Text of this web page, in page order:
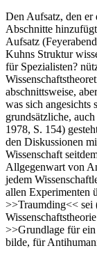
Den Aufsatz, den er
Abschnitte
Aufsatz
Kuhns Struktur
für Spezialisten?
abschnittsweise,
was sich angesichts
grundsätzliche,
1978, S. 154)
den Diskussionen
Wissenschaft
Allgegenwart von
jedem
allen Experimenten
>>Traumding<< sei
>>Grundlage für
bilde, für